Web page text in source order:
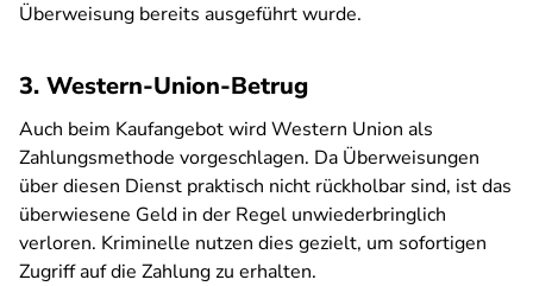
Überweisung bereits ausgeführt wurde.
3. Western-Union-Betrug
Auch beim Kaufangebot wird Western Union als
Zahlungsmethode vorgeschlagen. Da Überweisungen
über diesen Dienst praktisch nicht rückholbar sind, ist das
überwiesene Geld in der Regel unwiederbringlich
verloren. Kriminelle nutzen dies gezielt, um sofortigen
Zugriff auf die Zahlung zu erhalten.